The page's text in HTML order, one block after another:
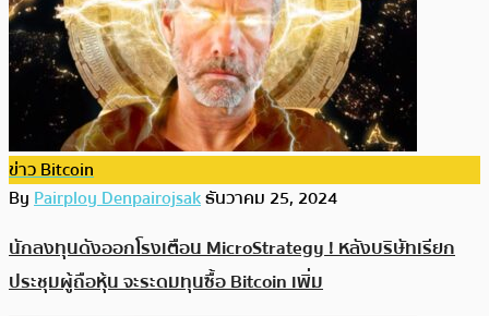
ข่าว Bitcoin
ByPairploy Denpairojsakธันวาคม 25, 2024
นักลงทุนดังออกโรงเตือน MicroStrategy ! หลังบริษัทเรียก
ประชุมผู้ถือหุ้น จะระดมทุนซื้อ Bitcoin เพิ่ม